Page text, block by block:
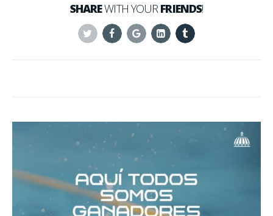
SHAREWITH YOURFRIENDS!